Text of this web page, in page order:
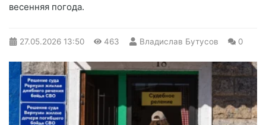
весенняя погода.
27.05.2026 13:50 463 Владислав Бутусов 0